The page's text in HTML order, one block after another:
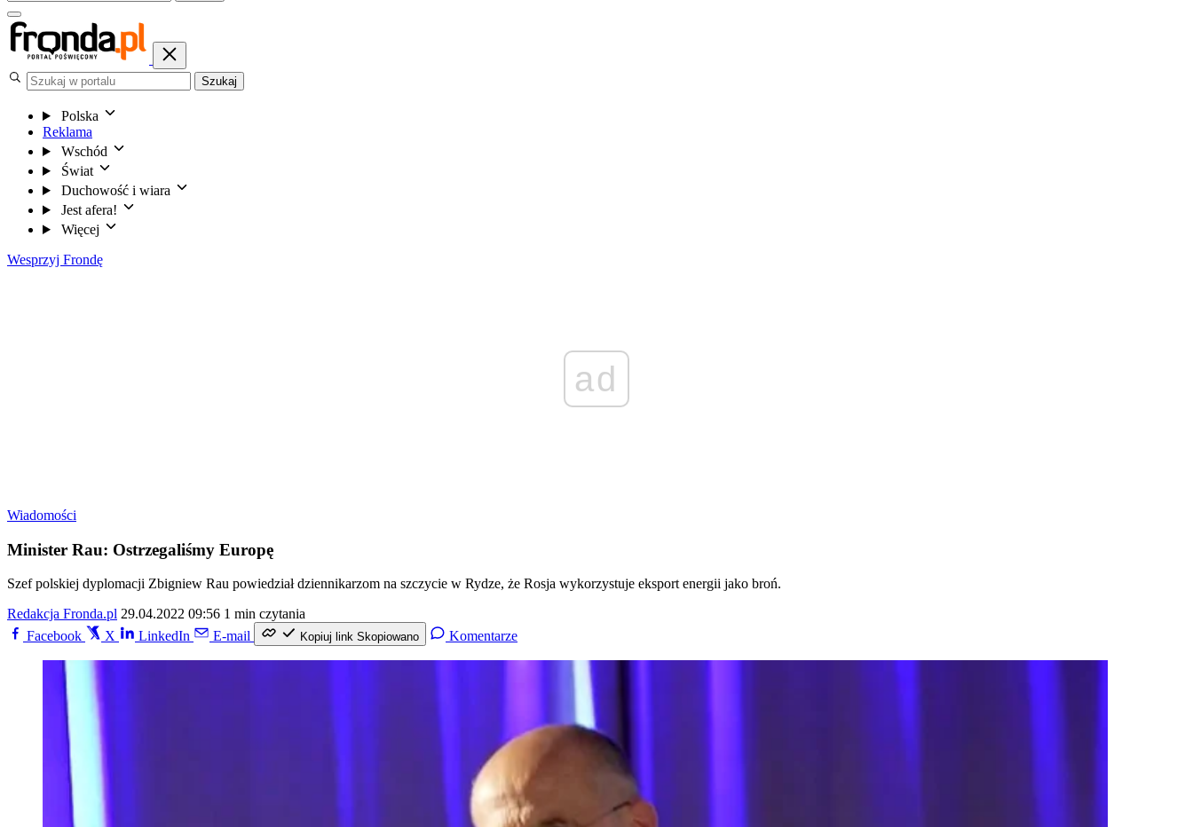
Szukaj
Polska
Reklama
Wschód
Świat
Duchowość i wiara
Jest afera!
Więcej
Wesprzyj Frondę
ad
Wiadomości
Minister Rau: Ostrzegaliśmy Europę
Szef polskiej dyplomacji Zbigniew Rau powiedział dziennikarzom na szczycie w Rydze, że Rosja wykorzystuje eksport energii jako broń.
Redakcja Fronda.pl 29.04.2022 09:56 1 min czytania
Facebook
X LinkedIn E-mail Kopiuj link Skopiowano Komentarze